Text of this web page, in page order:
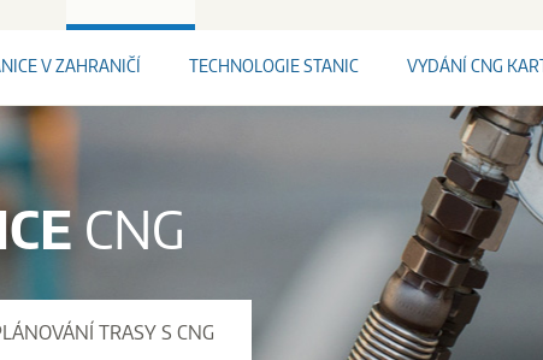
V ZAHRANIČÍ TECHNOLOGIE STANIC VYDÁNÍ CNG
CNG
TRASY S CNG